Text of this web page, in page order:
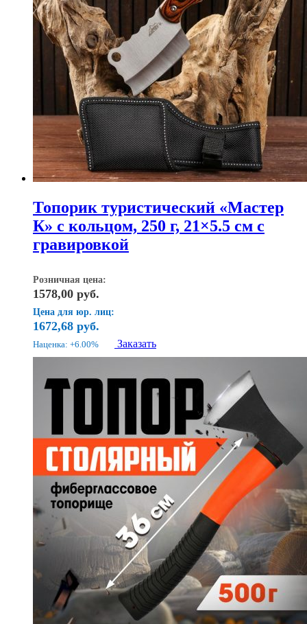
Топорик туристический «Мастер
К» с кольцом, 250 г, 21×5.5 см с
гравировкой
Розничная цена:
1578,00 руб.
Цена для юр. лиц:
1672,68 руб.
Наценка: +6.00% Заказать